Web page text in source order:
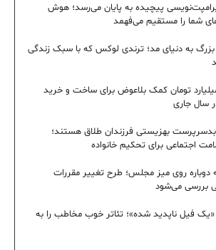
پیچیده به پایان می‌رسد؛ هوش
شما را مستقیم می‌فهمد
به دنیای مد؛ ترندی لوکس که با سبک زندگی
۸ هزار میلیارد تومان کمک بلاعوض برای ساخت و خرید
سال جاری
بدسرپرست بهزیستی فرزندان طلاق هستند؛
اجتماعی برای تحکیم خانواده
دوباره روی میز مجلس؛ طرح تغییر مقررات
بررسی می‌شود
«یک فیل ناپدید شده»؛ تئاتر خوب مخاطب را به